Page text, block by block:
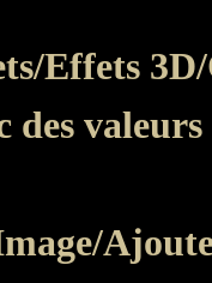
Effets
des